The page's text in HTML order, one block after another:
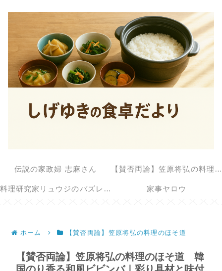
伝説の家政婦 志麻さん 【賛否両論】笠原将弘の料理のほそ道
料理研究家リュウジのバズレシピ 家事ヤロウ
ホーム 【賛否両論】笠原将弘の料理のほそ道
【賛否両論】笠原将弘の料理のほそ道 韓